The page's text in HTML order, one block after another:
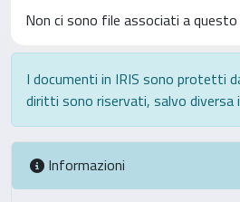
Non ci sono file associati a
I documenti in IRIS sono protetti
diritti sono riservati, salvo diversa
Informazioni